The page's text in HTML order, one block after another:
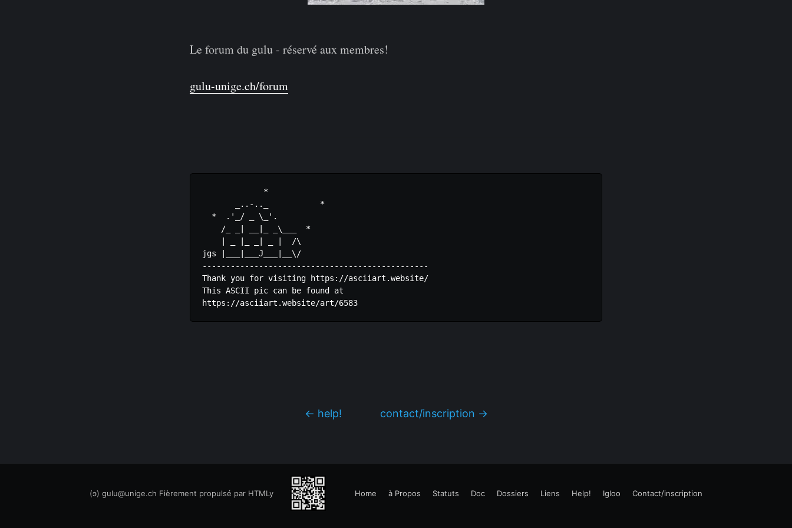
Le forum du gulu - réservé aux membres!
gulu-unige.ch/forum
             *
       _..-.._           *
  *  .'_/ _ \_'.
    /_ _| __|_ _\___  *
    | _ |_ _| _ |  /\
jgs |___|___J___|__\/
------------------------------------------------
Thank you for visiting https://asciiart.website/
This ASCII pic can be found at
← help! contact/inscription →
(ↄ) gulu@unige.ch Fièrement propulsé par HTMLy Home à Propos Statuts Doc Dossiers Liens Help! Igloo Contact/inscription